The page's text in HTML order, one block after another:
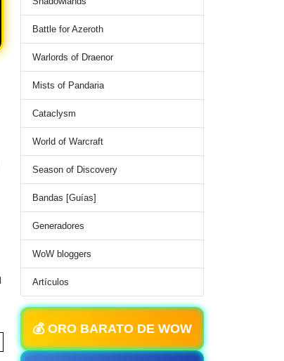
Battle for Azeroth
Warlords of Draenor
Mists of Pandaria
Cataclysm
World of Warcraft
Season of Discovery
Bandas [Guías]
Generadores
WoW bloggers
Artículos
💰 ORO BARATO DE WOW